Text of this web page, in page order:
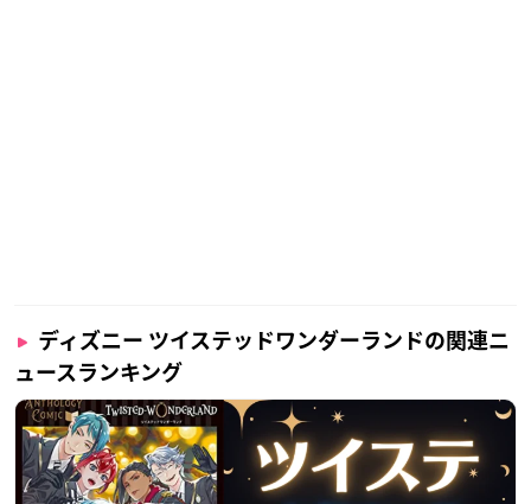
ディズニー ツイステッドワンダーランドの関連ニ
ュースランキング